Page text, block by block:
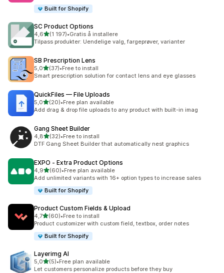
Built for Shopify
SC Product Options
4,6av 5 stjerner
(1 197)
Totalt 1197 omtaler
•Gratis å installere
Tilpass produkter: Uendelige valg, fargeprøver, varianter
SB Prescription Lens
5,0av 5 stjerner
(37)
Totalt 37 omtaler
•Free to install
Smart prescription solution for contact lens and eye glasses
QuickFiles — File Uploads
5,0av 5 stjerner
(20)
Totalt 20 omtaler
•Free plan available
Add drag & drop file uploads to any product with built-in imag
Gang Sheet Builder
4,8av 5 stjerner
(32)
Totalt 32 omtaler
•Free to install
DTF Gang Sheet Builder that automatically nest graphics
EXPO ‑ Extra Product Options
4,9av 5 stjerner
(60)
Totalt 60 omtaler
•Free plan available
Add unlimited variants with 16+ option types to increase sales
Built for Shopify
Product Custom Fields & Upload
4,7av 5 stjerner
(60)
Totalt 60 omtaler
•Free to install
Product customizer with custom field, textbox, order notes
Built for Shopify
Layerimg AI
5,0av 5 stjerner
(5)
Totalt 5 omtaler
•Free plan available
Let customers personalize products before they buy